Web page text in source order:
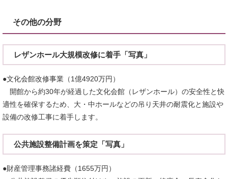
その他の分野
レザンホール大規模改修に着手「写真」
●文化会館改修事業（1億4920万円）
開館から約30年が経過した文化会館（レザンホール）の安全性と快
適性を確保するため、大・中ホールなどの吊り天井の耐震化と施設や
設備の改修工事に着手します。
公共施設整備計画を策定「写真」
●財産管理事務諸経費（1655万円）